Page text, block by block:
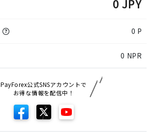
0 JPY
0 P
0 NPR
PayForex公式SNSアカウントで
お得な情報を配信中！